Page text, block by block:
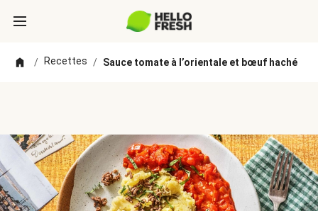
/ Recettes / Sauce tomate à l’orientale et bœuf haché